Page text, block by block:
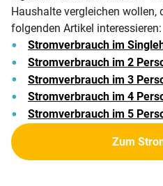
Haushalte vergleichen wollen,
folgenden Artikel interessieren:
Stromverbrauch im
Stromverbrauch im 2
Stromverbrauch im 3
Stromverbrauch im 4
Stromverbrauch im 5
Zum